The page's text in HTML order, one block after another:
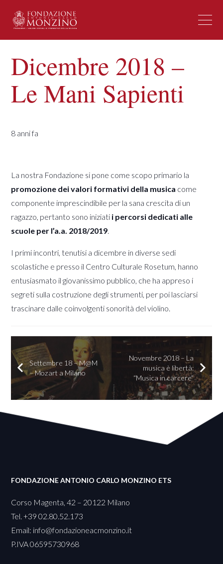
Dicembre 2018 –
Le Mani Sapienti
8 anni fa
La nostra Fondazione si pone come scopo primario la
promozione deivalori formativi della musica come
componente imprescindibile per la sana crescita di un
ragazzo, pertanto sono iniziati i percorsi dedicati alle
scuole per l’a.a. 2018/2019.
I primi incontri, tenutisi a dicembre in diverse sedi
scolastiche e presso il Centro Culturale Rosetum, hanno
entusiasmato il giovanissimo pubblico, che ha appreso i
segreti sulla costruzione degli strumenti, per poi lasciarsi
trascinare dalle coinvolgenti sonorità del violino.
Settembre 18 – M@M
– Mozart a Milano
Novembre 2018 – La
musica è libertà:
“Musica in carcere”
FONDAZIONE ANTONIO CARLO MONZINO ETS
Corso Magenta, 42 – 20122 Milano
Tel. +39 02.80.52.173
Email: info@fondazioneacmonzino.it
P.IVA 06595730968